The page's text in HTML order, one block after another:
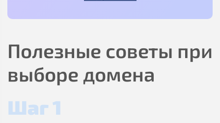
Полезные советы при
выборе домена
Шаг 1